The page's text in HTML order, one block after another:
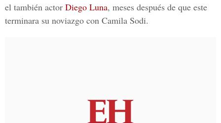
el también actor Diego Luna, meses después de que este
terminara su noviazgo con Camila Sodi.